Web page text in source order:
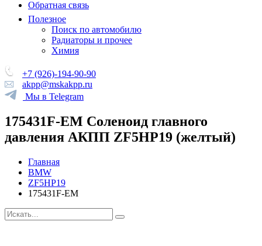
Обратная связь
Полезное
Поиск по автомобилю
Радиаторы и прочее
Химия
+7 (926)-194-90-90
akpp@mskakpp.ru
Мы в Telegram
175431F-EM Соленоид главного
давления АКПП ZF5HP19 (желтый)
Главная
BMW
ZF5HP19
175431F-EM